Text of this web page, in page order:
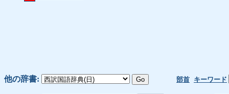
他の辞書: 部首 キーワード